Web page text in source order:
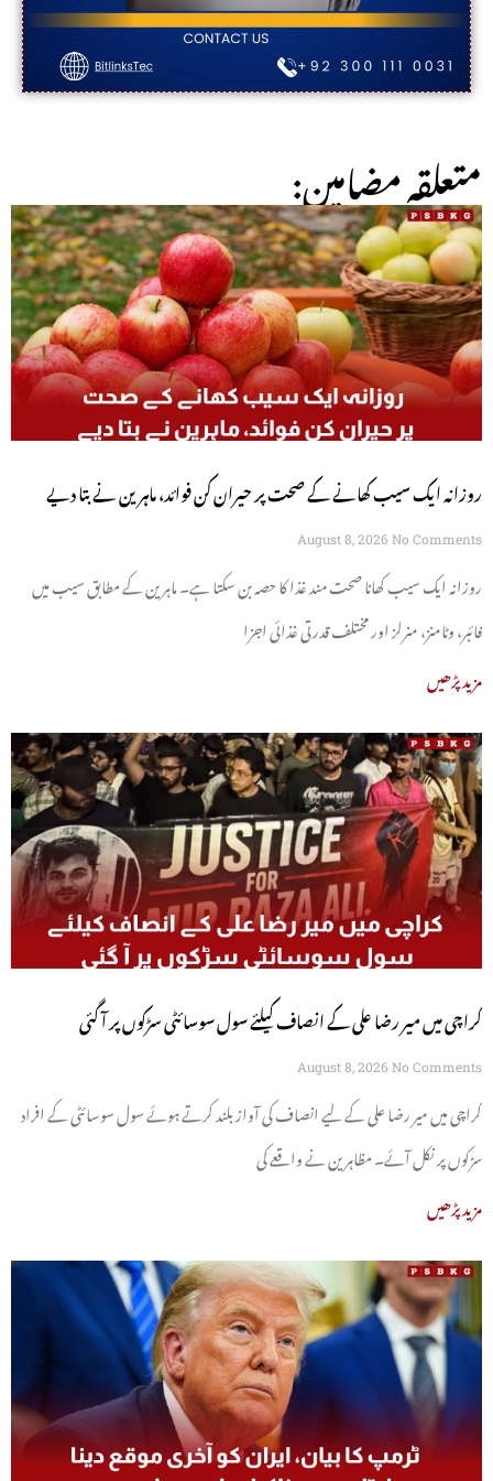
:متعلقہ مضامین
روزانہ ایک سیب کھانے کے صحت پر حیران کن فوائد، ماہرین نے بتا دیے
August 8, 2026 No Comments
روزانہ ایک سیب کھانا صحت مند غذا کا حصہ بن سکتا ہے۔ ماہرین کے مطابق سیب میں
فائبر، وٹامنز، منرلز اور مختلف قدرتی غذائی اجزا
مزید پڑھیں
کراچی میں میر رضا علی کے انصاف کیلئے سول سوسائٹی سڑکوں پر آ گئی
August 8, 2026 No Comments
کراچی میں میر رضا علی کے لیے انصاف کی آواز بلند کرتے ہوئے سول سوسائٹی کے افراد
سڑکوں پر نکل آئے۔ مظاہرین نے واقعے کی
مزید پڑھیں